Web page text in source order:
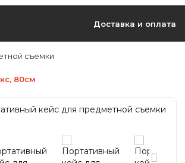
Доставка и оплата
съемки
80см